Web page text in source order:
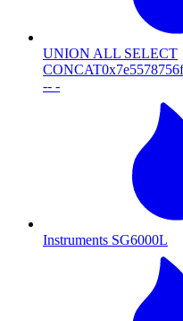
UNION ALL SELECT
-- -
Instruments SG6000L